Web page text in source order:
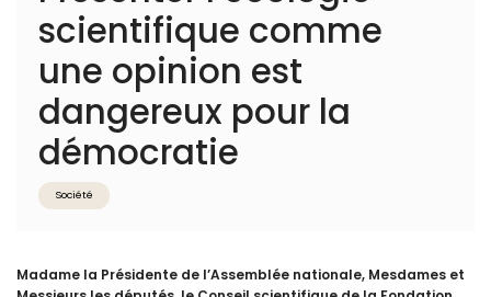
scientifique comme
une opinion est
dangereux pour la
démocratie
Société
Madame la Présidente de l’Assemblée nationale, Mesdames et